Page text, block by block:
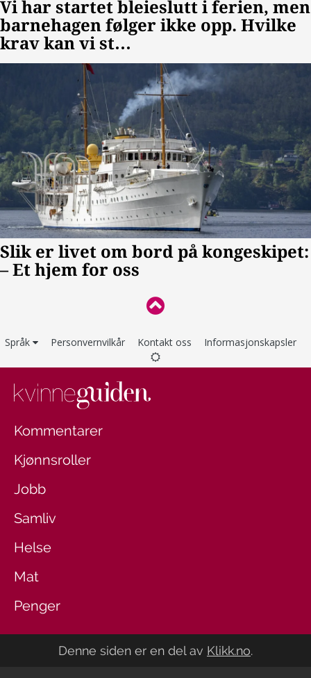
Språk Personvernvilkår Kontakt oss Informasjonskapsler
Kommentarer
Kjønnsroller
Jobb
Samliv
Helse
Mat
Penger
Denne siden er en del av Klikk.no.